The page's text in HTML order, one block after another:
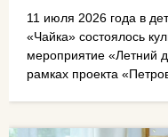
11 июля 2026 года в
«Чайка» состоялось
мероприятие «Летний
рамках проекта